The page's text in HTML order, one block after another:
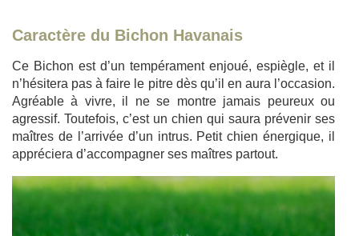
Caractère du Bichon Havanais
Ce Bichon est d’un tempérament enjoué, espiègle, et il
n’hésitera pas à faire le pitre dès qu’il en aura l’occasion.
Agréable à vivre, il ne se montre jamais peureux ou
agressif. Toutefois, c’est un chien qui saura prévenir ses
maîtres de l’arrivée d’un intrus. Petit chien énergique, il
appréciera d’accompagner ses maîtres partout.